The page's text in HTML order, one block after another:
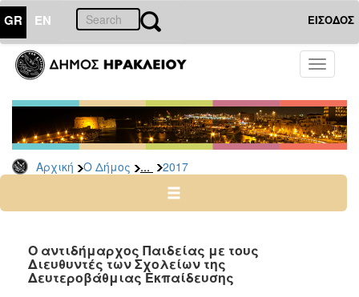
GR EN ΕΙΣΟΔΟΣ
Toggle
Αρχική Ο Δήμος ... 2017
ΔΗΜΟΣ
Δελτία
Τύπου
Αρχείο
2026
2024
2022
2021
Ο αντιδήμαρχος Παιδείας με τους
Διευθυντές των Σχολείων της
Δευτεροβάθμιας Εκπαίδευσης